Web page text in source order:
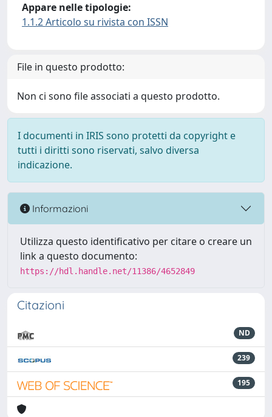
Appare nelle tipologie:
1.1.2 Articolo su rivista con ISSN
File in questo prodotto:
Non ci sono file associati a questo prodotto.
I documenti in IRIS sono protetti da copyright e
tutti i diritti sono riservati, salvo diversa
indicazione.
Informazioni
Utilizza questo identificativo per citare o creare un
link a questo documento:
https://hdl.handle.net/11386/4652849
Citazioni
ND
239
195